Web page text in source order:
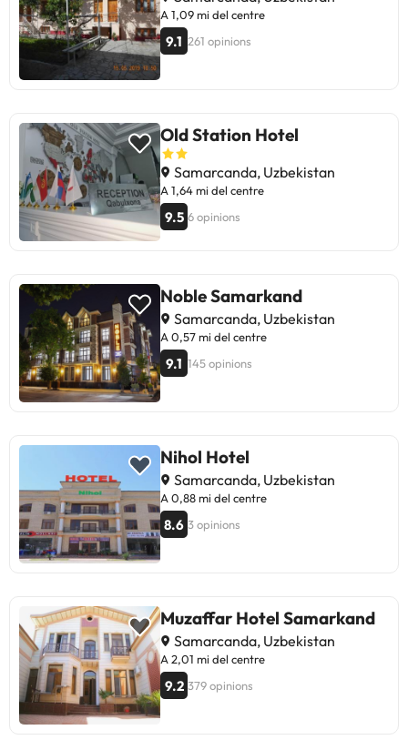
A 1,09 mi del centre
9.1 261 opinions
Old Station Hotel
Samarcanda, Uzbekistan
A 1,64 mi del centre
9.5 6 opinions
Noble Samarkand
Samarcanda, Uzbekistan
A 0,57 mi del centre
9.1 145 opinions
Nihol Hotel
Samarcanda, Uzbekistan
A 0,88 mi del centre
8.6 3 opinions
Muzaffar Hotel Samarkand
Samarcanda, Uzbekistan
A 2,01 mi del centre
9.2 379 opinions